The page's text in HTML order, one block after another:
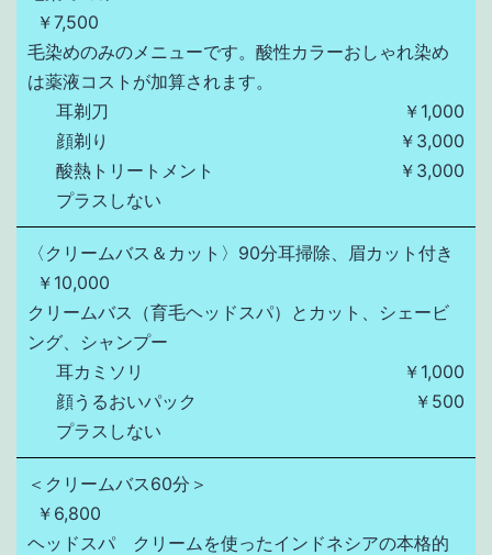
￥7,500
毛染めのみのメニューです。酸性カラーおしゃれ染め
は薬液コストが加算されます。
耳剃刀
￥1,000
顔剃り
￥3,000
酸熱トリートメント
￥3,000
プラスしない
〈クリームバス＆カット〉90分耳掃除、眉カット付き
￥10,000
クリームバス（育毛ヘッドスパ）とカット、シェービ
ング、シャンプー
耳カミソリ
￥1,000
顔うるおいパック
￥500
プラスしない
＜クリームバス60分＞
￥6,800
ヘッドスパ　クリームを使ったインドネシアの本格的